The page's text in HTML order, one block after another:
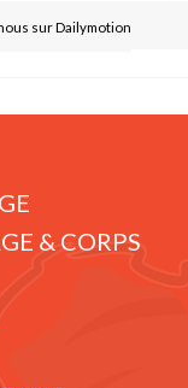
sur Dailymotion
& CORPS